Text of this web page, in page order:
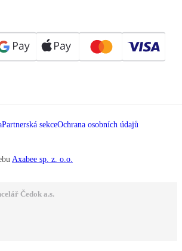
Partnerská sekceOchrana osobních údajů
Axabee sp. z. o.o.
Čedok a.s.